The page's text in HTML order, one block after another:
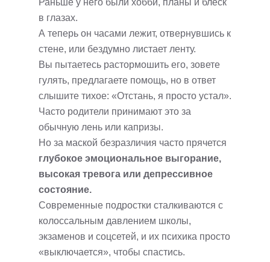
Раньше у него были хобби, планы и блеск
в глазах.
А теперь он часами лежит, отвернувшись к
стене, или бездумно листает ленту.
Вы пытаетесь растормошить его, зовете
гулять, предлагаете помощь, но в ответ
слышите тихое: «Отстань, я просто устал».
Часто родители принимают это за
обычную лень или капризы.
Но за маской безразличия часто прячется
глубокое эмоциональное выгорание,
высокая тревога или депрессивное
состояние.
Современные подростки сталкиваются с
колоссальным давлением школы,
экзаменов и соцсетей, и их психика просто
«выключается», чтобы спастись.